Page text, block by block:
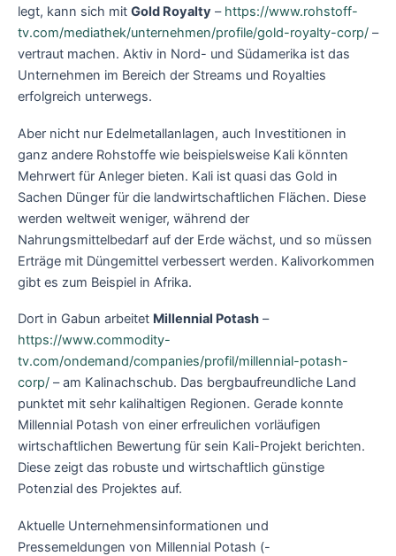
legt, kann sich mit Gold Royalty – https://www.rohstoff-
tv.com/mediathek/unternehmen/profile/gold-royalty-corp/ –
vertraut machen. Aktiv in Nord- und Südamerika ist das
Unternehmen im Bereich der Streams und Royalties
erfolgreich unterwegs.
Aber nicht nur Edelmetallanlagen, auch Investitionen in
ganz andere Rohstoffe wie beispielsweise Kali könnten
Mehrwert für Anleger bieten. Kali ist quasi das Gold in
Sachen Dünger für die landwirtschaftlichen Flächen. Diese
werden weltweit weniger, während der
Nahrungsmittelbedarf auf der Erde wächst, und so müssen
Erträge mit Düngemittel verbessert werden. Kalivorkommen
gibt es zum Beispiel in Afrika.
Dort in Gabun arbeitet Millennial Potash –
https://www.commodity-
tv.com/ondemand/companies/profil/millennial-potash-
corp/ – am Kalinachschub. Das bergbaufreundliche Land
punktet mit sehr kalihaltigen Regionen. Gerade konnte
Millennial Potash von einer erfreulichen vorläufigen
wirtschaftlichen Bewertung für sein Kali-Projekt berichten.
Diese zeigt das robuste und wirtschaftlich günstige
Potenzial des Projektes auf.
Aktuelle Unternehmensinformationen und
Pressemeldungen von Millennial Potash (-